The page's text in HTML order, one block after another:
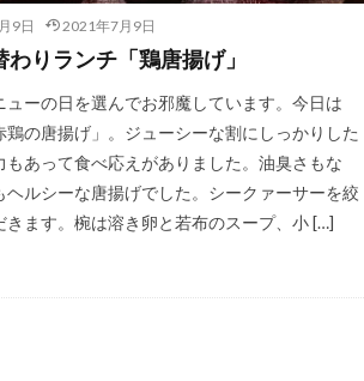
9日 2021年7月9日
わりランチ「鶏唐揚げ」
ューの日を選んでお邪魔しています。今日は
鶏の唐揚げ」。ジューシーな割にしっかりした
もあって食べ応えがありました。油臭さもな
ヘルシーな唐揚げでした。シークァーサーを絞
きます。椀は溶き卵と若布のスープ、小 […]